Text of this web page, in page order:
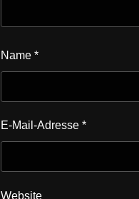
Name *
E-Mail-Adresse *
Website